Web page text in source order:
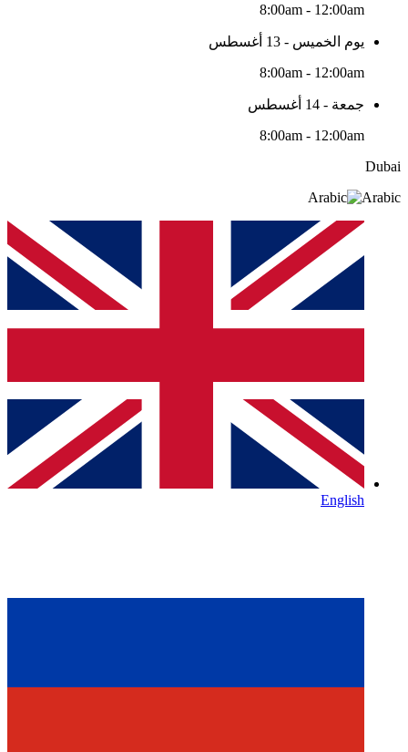
8:00am - 12:00am
يوم الخميس - 13 أغسطس
8:00am - 12:00am
جمعة - 14 أغسطس
8:00am - 12:00am
Dubai
Arabic
English